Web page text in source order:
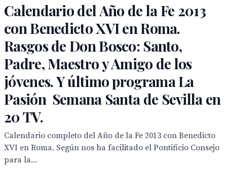
Calendario del Año de la Fe 2013
con Benedicto XVI en Roma.
Rasgos de Don Bosco: Santo,
Padre, Maestro y Amigo de los
jóvenes. Y último programa La
Pasión  Semana Santa de Sevilla en
20 TV.
Calendario completo del Año de la Fe 2013 con Benedicto
XVI en Roma. Según nos ha facilitado el Pontificio Consejo
para la...